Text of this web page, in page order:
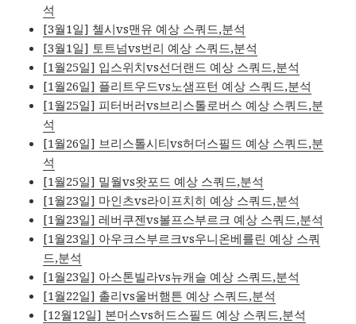
석
[3월1일] 첼시vs맨유 예상 스쿼드,분석
[3월1일] 토트넘vs번리 예상 스쿼드,분석
[1월25일] 입스위치vs선더랜드 예상 스쿼드,분석
[1월26일] 플리트우드vs노샘프턴 예상 스쿼드,분석
[1월25일] 피터버러vs브리스톨로버스 예상 스쿼드,분
석
[1월26일] 브리스톨시티vs허더스필드 예상 스쿼드,분
석
[1월25일] 밀월vs왓포드 예상 스쿼드,분석
[1월23일] 마인츠vs라이프치히 예상 스쿼드,분석
[1월23일] 레버쿠젠vs볼프스부르크 예상 스쿼드,분석
[1월23일] 아우크스부르크vs우니온베를린 예상 스쿼
드,분석
[1월23일] 아스톤빌라vs뉴캐슬 예상 스쿼드,분석
[1월22일] 촐리vs울버햄튼 예상 스쿼드,분석
[12월12일] 본머스vs허드스필드 예상 스쿼드,분석